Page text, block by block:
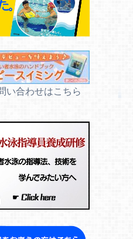
い合わせはこちら